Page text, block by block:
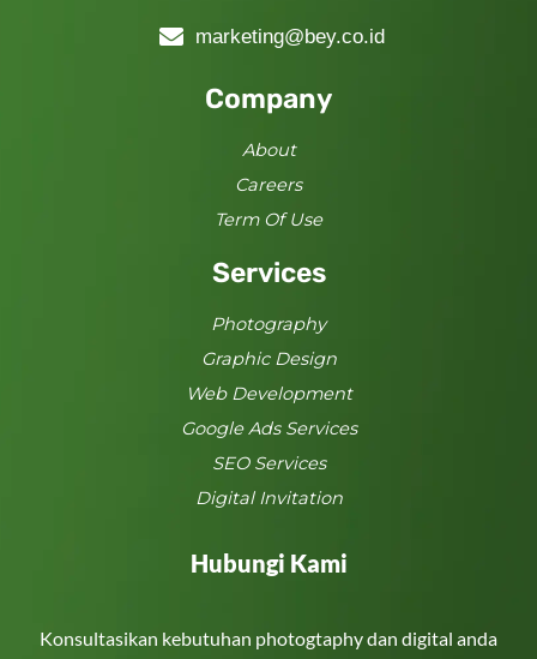
marketing@bey.co.id
Company
About
Careers
Term Of Use
Services
Photography
Graphic Design
Web Development
Google Ads Services
SEO Services
Digital Invitation
Hubungi Kami
Konsultasikan kebutuhan photogtaphy dan digital anda